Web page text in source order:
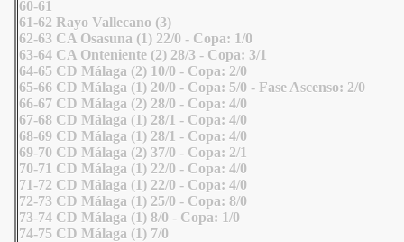
60-61
61-62 Rayo Vallecano (3)
62-63 CA Osasuna (1) 22/0 - Copa: 1/0
63-64 CA Onteniente (2) 28/3 - Copa: 3/1
64-65 CD Málaga (2) 10/0 - Copa: 2/0
65-66 CD Málaga (1) 20/0 - Copa: 5/0 - Fase Ascenso: 2/0
66-67 CD Málaga (2) 28/0 - Copa: 4/0
67-68 CD Málaga (1) 28/1 - Copa: 4/0
68-69 CD Málaga (1) 28/1 - Copa: 4/0
69-70 CD Málaga (2) 37/0 - Copa: 2/1
70-71 CD Málaga (1) 22/0 - Copa: 4/0
71-72 CD Málaga (1) 22/0 - Copa: 4/0
72-73 CD Málaga (1) 25/0 - Copa: 8/0
73-74 CD Málaga (1) 8/0 - Copa: 1/0
74-75 CD Málaga (1) 7/0